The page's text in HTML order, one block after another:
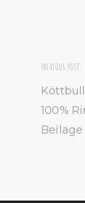
PREVIOUS POST:
100%